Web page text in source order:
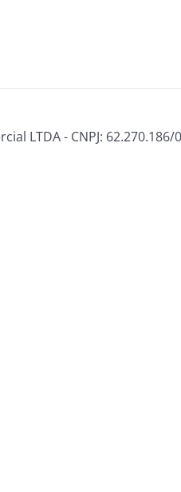
LTDA - CNPJ: 62.270.186/